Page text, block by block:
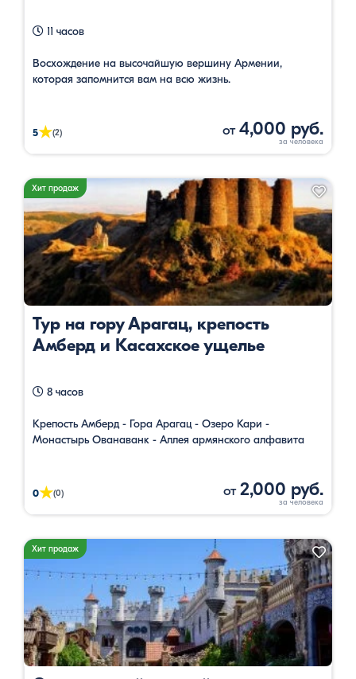
11 часов
Восхождение на высочайшую вершину Армении,
которая запомнится вам на всю жизнь.
5★(2) от 4,000 руб.
Хит продаж
Тур на гору Арагац, крепость
Амберд и Касахское ущелье
8 часов
Крепость Амберд - Гора Арагац - Озеро Кари -
Монастырь Ованаванк - Аллея армянского алфавита
0★(0) от 2,000 руб.
Хит продаж